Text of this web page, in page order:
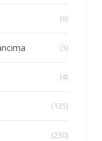
(6)
(3)
(4)
(135)
(230)